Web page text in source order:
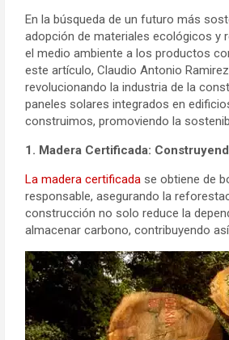
En la búsqueda de un futuro más
adopción de materiales ecológicos y
el medio ambiente a los productos
este artículo, Claudio Antonio
revolucionando la industria de la
paneles solares integrados en
construimos, promoviendo la
1. Madera Certificada:
La madera certificada se obtiene de
responsable, asegurando la
construcción no solo reduce la
almacenar carbono, contribuyendo